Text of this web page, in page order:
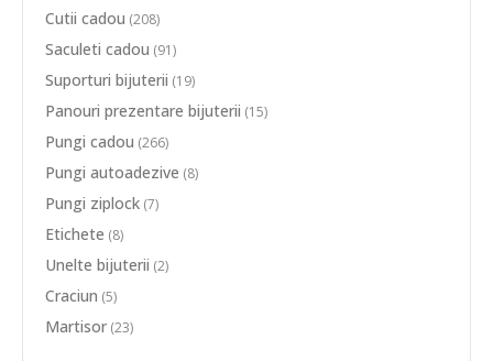
Cutii cadou (208)
Saculeti cadou (91)
Suporturi bijuterii (19)
Panouri prezentare bijuterii (15)
Pungi cadou (266)
Pungi autoadezive (8)
Pungi ziplock (7)
Etichete (8)
Unelte bijuterii (2)
Craciun (5)
Martisor (23)